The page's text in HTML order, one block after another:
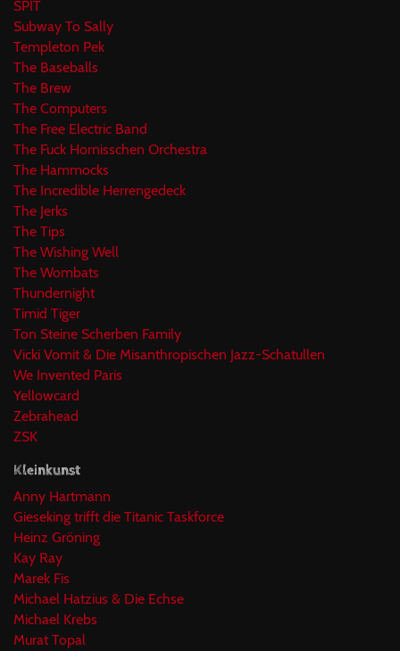
SPIT
Subway To Sally
Templeton Pek
The Baseballs
The Brew
The Computers
The Free Electric Band
The Fuck Hornisschen Orchestra
The Hammocks
The Incredible Herrengedeck
The Jerks
The Tips
The Wishing Well
The Wombats
Thundernight
Timid Tiger
Ton Steine Scherben Family
Vicki Vomit & Die Misanthropischen Jazz-Schatullen
We Invented Paris
Yellowcard
Zebrahead
ZSK
Kleinkunst
Anny Hartmann
Gieseking trifft die Titanic Taskforce
Heinz Gröning
Kay Ray
Marek Fis
Michael Hatzius & Die Echse
Michael Krebs
Murat Topal